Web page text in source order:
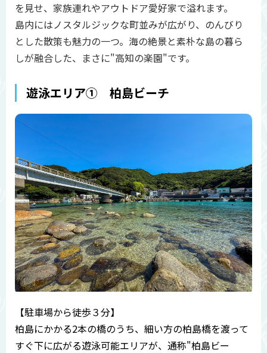
を見せ、家族連れやアウトドア愛好家で溢れます。
島内にはノスタルジックな町並みが広がり、のんびり
とした散策も魅力の一つ。海の絶景と素朴な島の暮ら
しが融合した、まさに"高知の楽園"です。
遊泳エリア① 柏島ビーチ
本文を入力してください。
【駐車場から徒歩３分】
柏島にかかる2本の橋のうち、細い方の柏島橋を渡って
すぐ下に広がる遊泳可能エリアが、通称"柏島ビー